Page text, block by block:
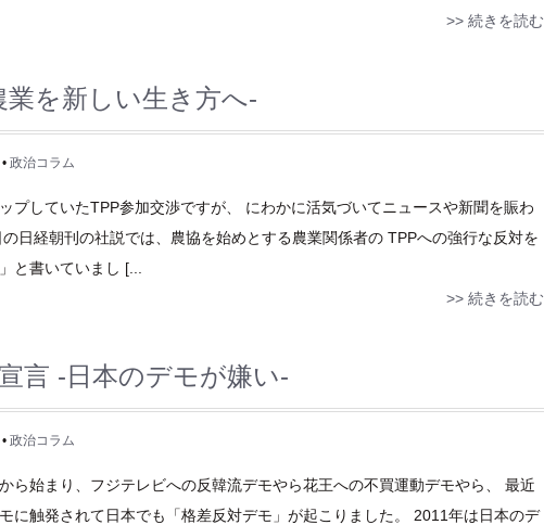
>> 続きを読む
業を新しい生き方へ-
政治コラム
プしていたTPP参加交渉ですが、 にわかに活気づいてニュースや新聞を賑わ
日経朝刊の社説では、農協を始めとする農業関係者の TPPへの強行な反対を
と書いていまし [...
>> 続きを読む
言 -日本のデモが嫌い-
政治コラム
ら始まり、フジテレビへの反韓流デモやら花王への不買運動デモやら、 最近
に触発されて日本でも「格差反対デモ」が起こりました。 2011年は日本のデ